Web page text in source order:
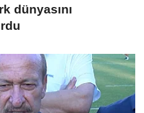
dünyasını